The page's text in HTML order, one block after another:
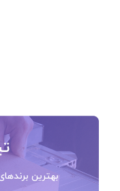
بهترین